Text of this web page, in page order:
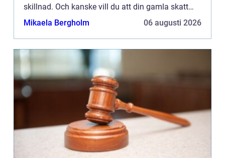
skillnad. Och kanske vill du att din gamla skatt
ska få glänsa i solens sken, precis som alla nya
Mikaela Bergholm 06 augusti 2026